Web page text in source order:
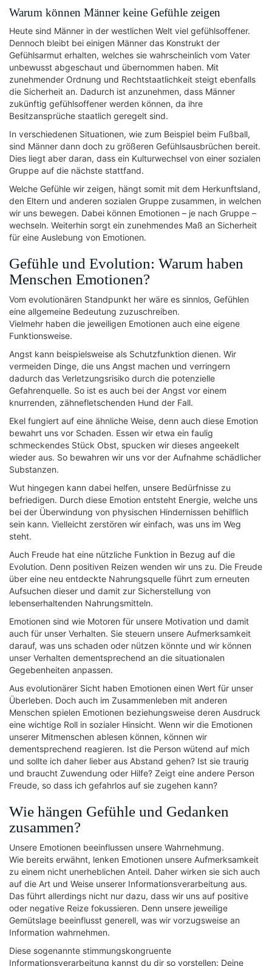
Warum können Männer keine Gefühle zeigen
Heute sind Männer in der westlichen Welt viel gefühlsoffener.
Dennoch bleibt bei einigen Männer das Konstrukt der
Gefühlsarmut erhalten, welches sie wahrscheinlich vom Vater
unbewusst abgeschaut und übernommen haben. Mit
zunehmender Ordnung und Rechtstaatlichkeit steigt ebenfalls
die Sicherheit an. Dadurch ist anzunehmen, dass Männer
zukünftig gefühlsoffener werden können, da ihre
Besitzansprüche staatlich geregelt sind.
In verschiedenen Situationen, wie zum Beispiel beim Fußball,
sind Männer dann doch zu größeren Gefühlsausbrüchen bereit.
Dies liegt aber daran, dass ein Kulturwechsel von einer sozialen
Gruppe auf die nächste stattfand.
Welche Gefühle wir zeigen, hängt somit mit dem Herkunftsland,
den Eltern und anderen sozialen Gruppe zusammen, in welchen
wir uns bewegen. Dabei können Emotionen – je nach Gruppe –
wechseln. Weiterhin sorgt ein zunehmendes Maß an Sicherheit
für eine Auslebung von Emotionen.
Gefühle und Evolution: Warum haben
Menschen Emotionen?
Vom evolutionären Standpunkt her wäre es sinnlos, Gefühlen
eine allgemeine Bedeutung zuzuschreiben.
Vielmehr haben die jeweiligen Emotionen auch eine eigene
Funktionsweise.
Angst kann beispielsweise als Schutzfunktion dienen. Wir
vermeiden Dinge, die uns Angst machen und verringern
dadurch das Verletzungsrisiko durch die potenzielle
Gefahrenquelle. So ist es auch bei der Angst vor einem
knurrenden, zähnefletschenden Hund der Fall.
Ekel fungiert auf eine ähnliche Weise, denn auch diese Emotion
bewahrt uns vor Schaden. Essen wir etwa ein faulig
schmeckendes Stück Obst, spucken wir dieses angeekelt
wieder aus. So bewahren wir uns vor der Aufnahme schädlicher
Substanzen.
Wut hingegen kann dabei helfen, unsere Bedürfnisse zu
befriedigen. Durch diese Emotion entsteht Energie, welche uns
bei der Überwindung von physischen Hindernissen behilflich
sein kann. Vielleicht zerstören wir einfach, was uns im Weg
steht.
Auch Freude hat eine nützliche Funktion in Bezug auf die
Evolution. Denn positiven Reizen wenden wir uns zu. Die Freude
über eine neu entdeckte Nahrungsquelle führt zum erneuten
Aufsuchen dieser und damit zur Sicherstellung von
lebenserhaltenden Nahrungsmitteln.
Emotionen sind wie Motoren für unsere Motivation und damit
auch für unser Verhalten. Sie steuern unsere Aufmerksamkeit
darauf, was uns schaden oder nützen könnte und wir können
unser Verhalten dementsprechend an die situationalen
Gegebenheiten anpassen.
Aus evolutionärer Sicht haben Emotionen einen Wert für unser
Überleben. Doch auch im Zusammenleben mit anderen
Menschen spielen Emotionen beziehungsweise deren Ausdruck
eine wichtige Roll in sozialer Hinsicht. Wenn wir die Emotionen
unserer Mitmenschen ablesen können, können wir
dementsprechend reagieren. Ist die Person wütend auf mich
und sollte ich daher lieber aus Abstand gehen? Ist sie traurig
und braucht Zuwendung oder Hilfe? Zeigt eine andere Person
Freude, so dass ich gefahrlos auf sie zugehen kann?
Wie hängen Gefühle und Gedanken
zusammen?
Unsere Emotionen beeinflussen unsere Wahrnehmung.
Wie bereits erwähnt, lenken Emotionen unsere Aufmerksamkeit
zu einem nicht unerheblichen Anteil. Daher wirken sie sich auch
auf die Art und Weise unserer Informationsverarbeitung aus.
Das führt allerdings nicht nur dazu, dass wir uns auf positive
oder negative Reize fokussieren. Denn unsere jeweilige
Gemütslage beeinflusst generell, was wir vorzugsweise an
Information wahrnehmen.
Diese sogenannte stimmungskongruente
Informationsverarbeitung kannst du dir so vorstellen: Deine